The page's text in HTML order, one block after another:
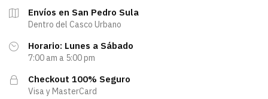
Envíos en San Pedro Sula
Dentro del Casco Urbano
Horario: Lunes a Sábado
7:00 am a 5:00 pm
Checkout 100% Seguro
Visa y MasterCard